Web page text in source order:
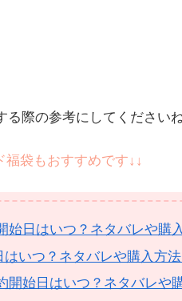
際の参考にしてくださいね
袋もおすすめです↓↓
日はいつ？ネタバレや購
いつ？ネタバレや購入方法
始日はいつ？ネタバレや